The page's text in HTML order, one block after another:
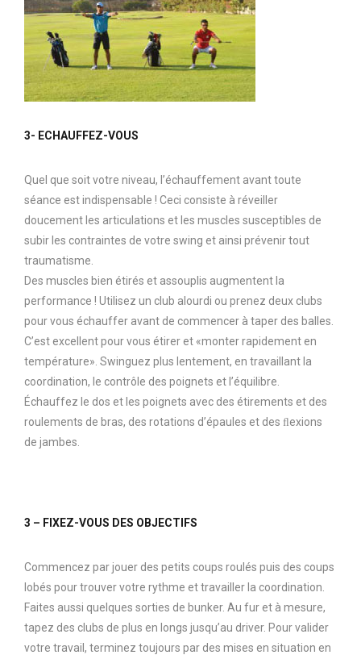
3- ECHAUFFEZ-VOUS
Quel que soit votre niveau, l’échauffement avant toute
séance est indispensable ! Ceci consiste à réveiller
doucement les articulations et les muscles susceptibles de
subir les contraintes de votre swing et ainsi prévenir tout
traumatisme.
Des muscles bien étirés et assouplis augmentent la
performance ! Utilisez un club alourdi ou prenez deux clubs
pour vous échauffer avant de commencer à taper des balles.
C’est excellent pour vous étirer et «monter rapidement en
température». Swinguez plus lentement, en travaillant la
coordination, le contrôle des poignets et l’équilibre.
Échauffez le dos et les poignets avec des étirements et des
roulements de bras, des rotations d’épaules et des ﬂexions
de jambes.
3 – FIXEZ-VOUS DES OBJECTIFS
Commencez par jouer des petits coups roulés puis des coups
lobés pour trouver votre rythme et travailler la coordination.
Faites aussi quelques sorties de bunker. Au fur et à mesure,
tapez des clubs de plus en longs jusqu’au driver. Pour valider
votre travail, terminez toujours par des mises en situation en